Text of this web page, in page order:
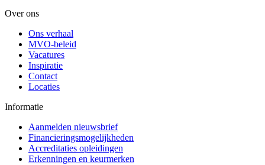
Over ons
Ons verhaal
MVO-beleid
Vacatures
Inspiratie
Contact
Locaties
Informatie
Aanmelden nieuwsbrief
Financieringsmogelijkheden
Accreditaties opleidingen
Erkenningen en keurmerken